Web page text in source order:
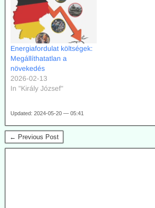
Energiafordulat költségek:
Megállíthatatlan a
növekedés
2026-02-13
In "Király József"
Updated: 2024-05-20 — 05:41
← Previous Post